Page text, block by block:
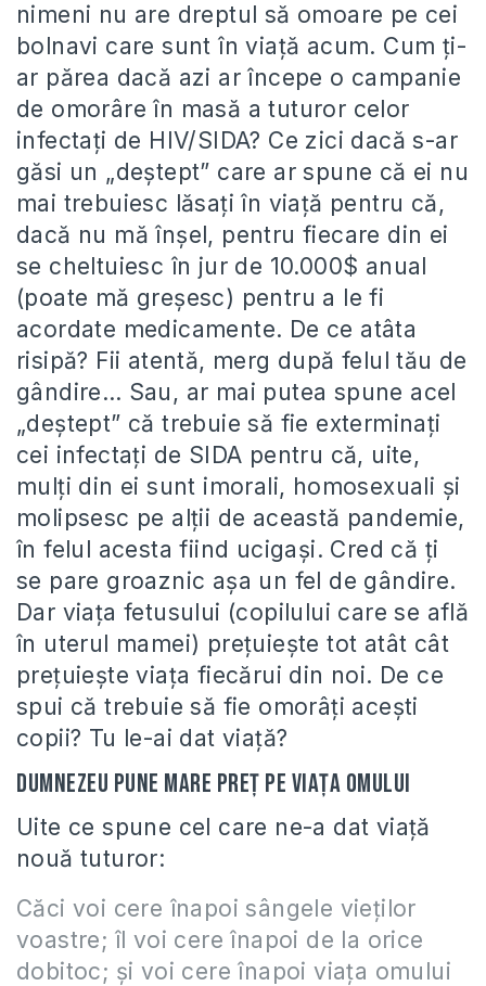
nimeni nu are dreptul să omoare pe cei
bolnavi care sunt în viaţă acum. Cum ţi-
ar părea dacă azi ar începe o campanie
de omorâre în masă a tuturor celor
infectaţi de HIV/SIDA? Ce zici dacă s-ar
găsi un „deştept” care ar spune că ei nu
mai trebuiesc lăsaţi în viaţă pentru că,
dacă nu mă înşel, pentru fiecare din ei
se cheltuiesc în jur de 10.000$ anual
(poate mă greşesc) pentru a le fi
acordate medicamente. De ce atâta
risipă? Fii atentă, merg după felul tău de
gândire… Sau, ar mai putea spune acel
„deştept” că trebuie să fie exterminaţi
cei infectaţi de SIDA pentru că, uite,
mulţi din ei sunt imorali, homosexuali şi
molipsesc pe alţii de această pandemie,
în felul acesta fiind ucigaşi. Cred că ţi
se pare groaznic aşa un fel de gândire.
Dar viaţa fetusului (copilului care se află
în uterul mamei) preţuieşte tot atât cât
preţuieşte viaţa fiecărui din noi. De ce
spui că trebuie să fie omorâţi aceşti
copii? Tu le-ai dat viaţă?
Dumnezeu pune mare preţ pe viaţa omului
Uite ce spune cel care ne-a dat viaţă
nouă tuturor:
Căci voi cere înapoi sângele vieţilor
voastre; îl voi cere înapoi de la orice
dobitoc; şi voi cere înapoi viaţa omului